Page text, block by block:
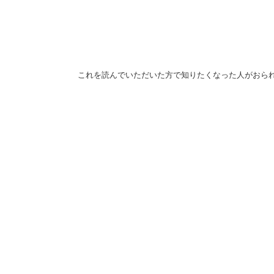
これを読んでいただいた方で知りたくなった人がおら